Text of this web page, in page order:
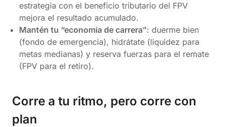
estrategia con el beneficio tributario del FPV
mejora el resultado acumulado.
Mantén tu “economía de carrera”: duerme bien
(fondo de emergencia), hidrátate (liquidez para
metas medianas) y reserva fuerzas para el remate
(FPV para el retiro).
Corre a tu ritmo, pero corre con
plan